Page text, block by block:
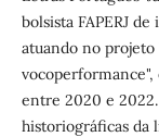
bolsista FAPERJ
atuando no projeto
vocoperformance",
entre 2020 e
historiográficas da